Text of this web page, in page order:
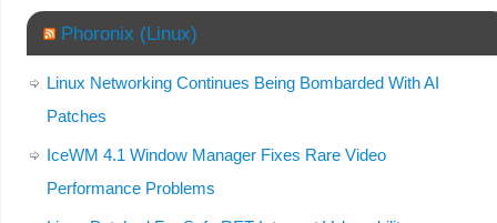
Phoronix (Linux)
Linux Networking Continues Being Bombarded With AI
Patches
IceWM 4.1 Window Manager Fixes Rare Video
Performance Problems